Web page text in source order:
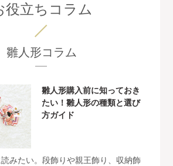
役立ちコラム
雛人形コラム
雛人形購入前に知っておき
たい！雛人形の種類と選び
方ガイド
みたい。段飾りや親王飾り、収納飾